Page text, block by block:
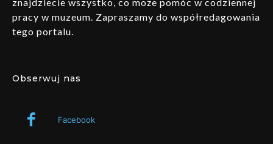
pracy w muzeum. Zapraszamy do współredagowania
tego portalu.
Obserwuj nas
Facebook